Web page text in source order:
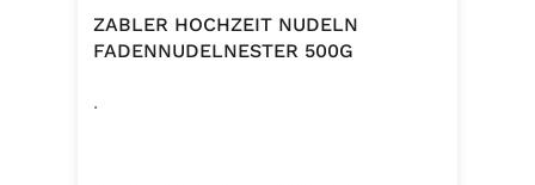
ZABLER HOCHZEIT NUDELN
FADENNUDELNESTER 500G
.